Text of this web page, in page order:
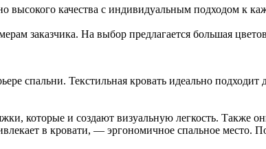
качества с индивидуальным подходом к
заказчика. На выбор предлагается большая
спальни. Текстильная кровать идеально
которые и создают визуальную легкость. Также
в кровати, — эргономичное спальное место.